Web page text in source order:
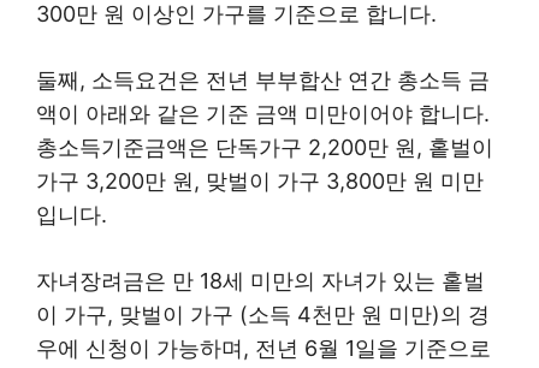
300만 원 이상인 가구를 기준으로 합니다.
둘째, 소득요건은 전년 부부합산 연간 총소득 금
액이 아래와 같은 기준 금액 미만이어야 합니다.
총소득기준금액은 단독가구 2,200만 원, 홑벌이
가구 3,200만 원, 맞벌이 가구 3,800만 원 미만
입니다.
자녀장려금은 만 18세 미만의 자녀가 있는 홑벌
이 가구, 맞벌이 가구 (소득 4천만 원 미만)의 경
우에 신청이 가능하며, 전년 6월 1일을 기준으로